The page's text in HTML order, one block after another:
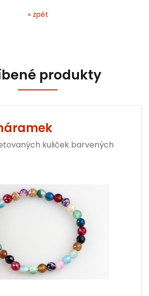
« zpět
produkty
kuliček barvených